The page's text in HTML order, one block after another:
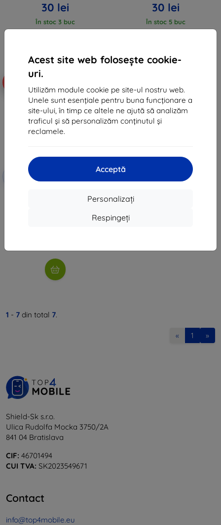
Acest site web folosește cookie-
uri.
Utilizăm module cookie pe site-ul nostru web.
Unele sunt esențiale pentru buna funcționare a
site-ului, în timp ce altele ne ajută să analizăm
traficul și să personalizăm conținutul și
reclamele.
Acceptă
Personalizați
Respingeți
30 lei
În stoc 3 buc
30 lei
În stoc 5 buc
cu cupon
Ghostek Covert5 husă
transparentă ultra-subțire
1 - 7 din total 7.
« 1 »
Shield-Sk s.r.o.
Ulica Rudolfa Mocka 3750/2A
841 04 Bratislava
CIF: 46701494
CUI TVA: SK2023549671
Contact
info@top4mobile.eu